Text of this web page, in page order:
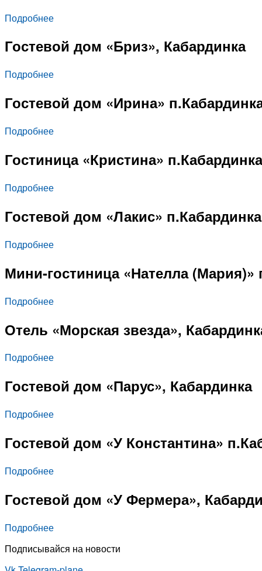
Подробнее
Гостевой дом «Бриз», Кабардинка
Подробнее
Гостевой дом «Ирина»
Подробнее
Гостиница «Кристина» п.Кабардинка
Подробнее
Гостевой дом «Лакис» п.Кабардинка
Подробнее
Мини-гостиница «Нателла (Мария)»
Подробнее
Отель «Морская звезда»,
Подробнее
Гостевой дом «Парус», Кабардинка
Подробнее
Гостевой дом «У Константина»
Подробнее
Гостевой дом «У Фермера»,
Подробнее
Подписывайся на новости